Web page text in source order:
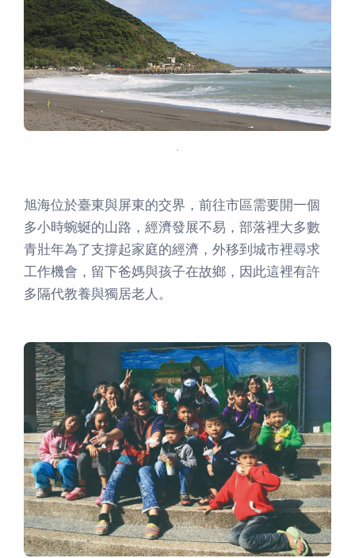
．
旭海位於臺東與屏東的交界，前往市區需要開一個
多小時蜿蜒的山路，經濟發展不易，部落裡大多數
青壯年為了支撐起家庭的經濟，外移到城市裡尋求
工作機會，留下爸媽與孩子在故鄉，因此這裡有許
多隔代教養與獨居老人。